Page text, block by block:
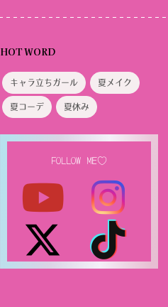
HOT WORD
キャラ立ちガール 夏メイク
夏コーデ 夏休み
FOLLOW ME♡